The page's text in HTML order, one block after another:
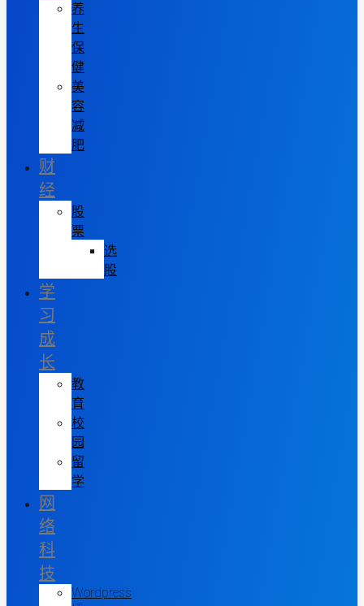
养
生
保
健
美
容
减
肥
财
经
股
票
选
股
学
习
成
长
教
育
校
园
留
学
网
络
科
技
Wordpress